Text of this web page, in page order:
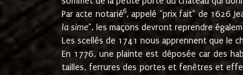
Par acte notarié6, appelé "prix fait" de 1626
la sime". les maçons devront reprendre
Les scellés de 1741 nous apprennent que le
En 1776, une plainte est déposée car des
tailles, ferrures des portes et fenêtres et